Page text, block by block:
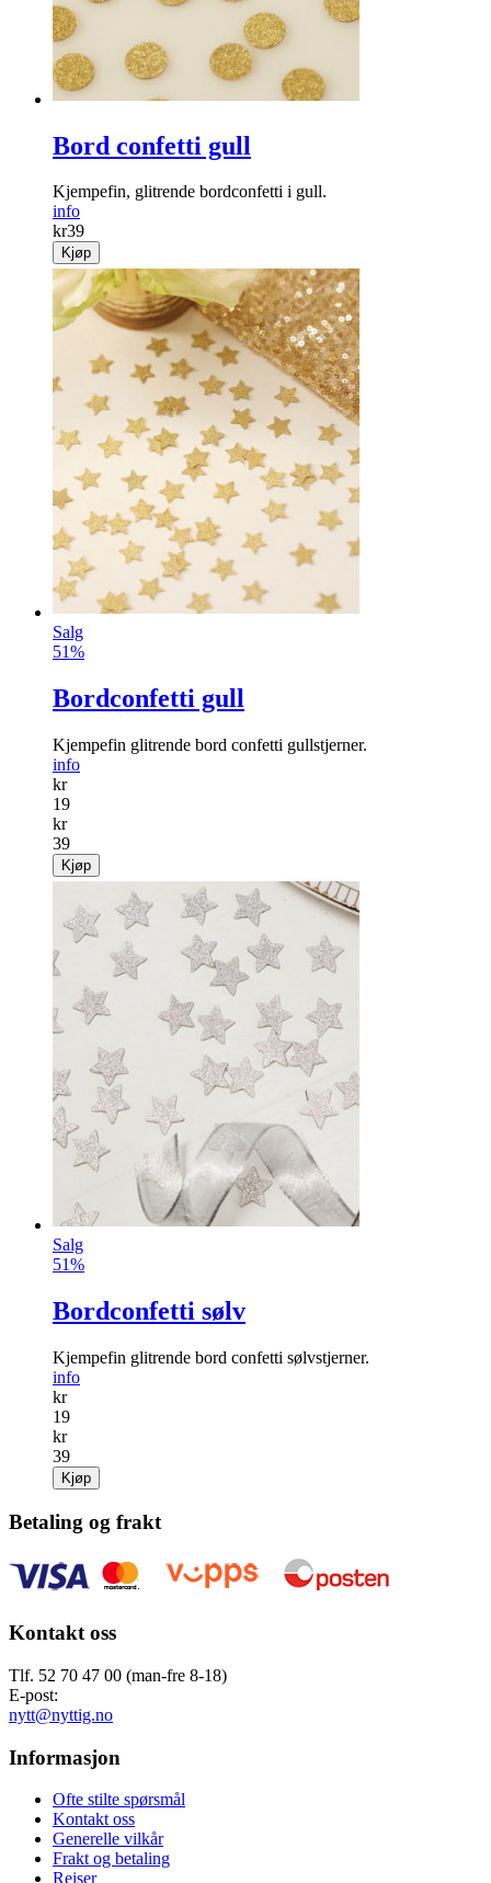
Bord confetti gull
Kjempefin, glitrende bordconfetti i gull.
info
kr39
Kjøp
Salg
51%
Bordconfetti gull
Kjempefin glitrende bord confetti gullstjerner.
info
kr
19
kr
39
Kjøp
Salg
51%
Bordconfetti sølv
Kjempefin glitrende bord confetti sølvstjerner.
info
kr
19
kr
39
Kjøp
Betaling og frakt
Kontakt oss
Tlf. 52 70 47 00 (man-fre 8-18)
E-post:
nytt@nyttig.no
Informasjon
Ofte stilte spørsmål
Kontakt oss
Generelle vilkår
Frakt og betaling
Reiser